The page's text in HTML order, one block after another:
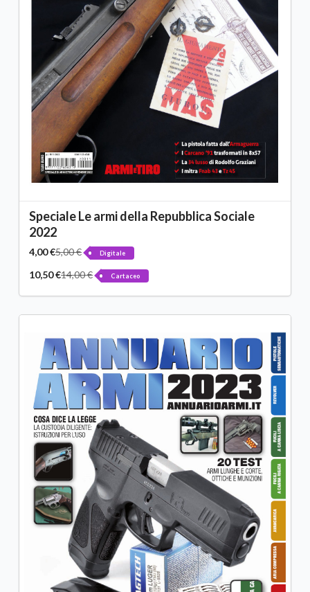
Speciale Le armi della Repubblica Sociale
2022
4,00 €5,00 € Digitale
10,50 €14,00 € Cartaceo